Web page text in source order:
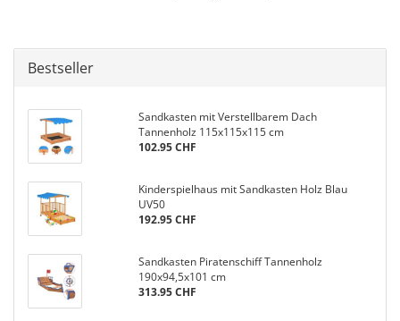
Bestseller
Sandkasten mit Verstellbarem Dach
Tannenholz 115x115x115 cm
102.95 CHF
Kinderspielhaus mit Sandkasten Holz Blau
UV50
192.95 CHF
Sandkasten Piratenschiff Tannenholz
190x94,5x101 cm
313.95 CHF